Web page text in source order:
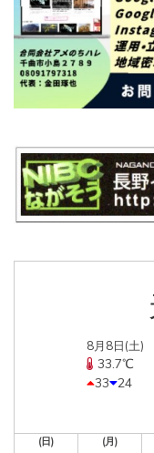
8月8日(土)
33.7℃
33 24
(日) (月)